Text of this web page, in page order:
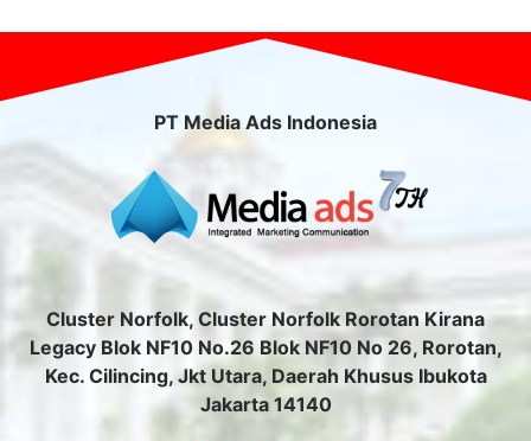
PT Media Ads Indonesia
Cluster Norfolk, Cluster Norfolk Rorotan Kirana
Legacy Blok NF10 No.26 Blok NF10 No 26, Rorotan,
Kec. Cilincing, Jkt Utara, Daerah Khusus Ibukota
Jakarta 14140